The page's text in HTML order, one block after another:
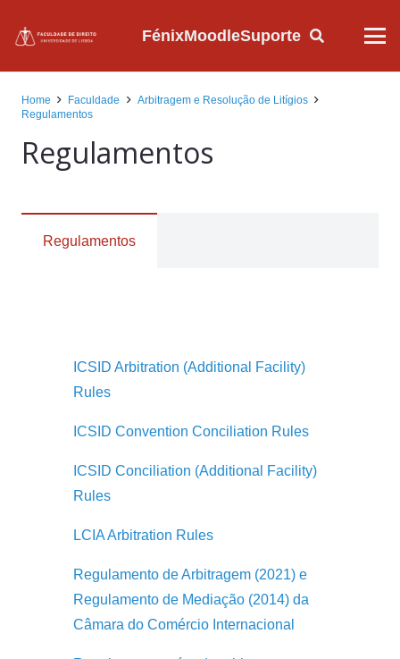
FénixMoodleSuporte
Home Faculdade
Arbitragem e Resolução de Litígios
Regulamentos
Regulamentos
Regulamentos
ICSID Arbitration (Additional Facility)
Rules
ICSID Convention Conciliation Rules
ICSID Conciliation (Additional Facility)
Rules
LCIA Arbitration Rules
Regulamento de Arbitragem (2021) e
Regulamento de Mediação (2014) da
Câmara do Comércio Internacional